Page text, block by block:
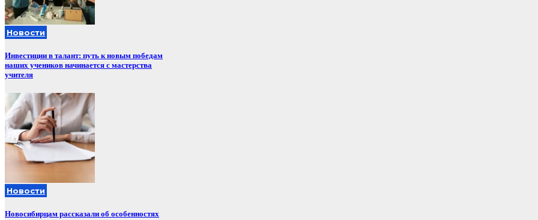
Новости
Инвестиции в талант: путь к новым победам
наших учеников начинается с мастерства
учителя
Новости
Новосибирцам рассказали об особенностях